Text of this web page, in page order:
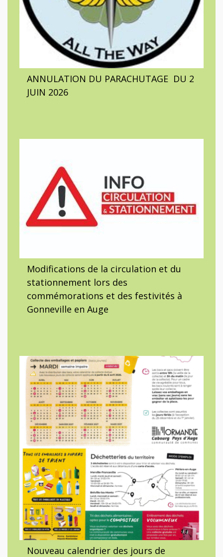
ANNULATION DU PARACHUTAGE DU 2
JUIN 2026
Modifications de la circulation et du
stationnement lors des
commémorations et des festivités à
Gonneville en Auge
Nouveau calendrier des jours de